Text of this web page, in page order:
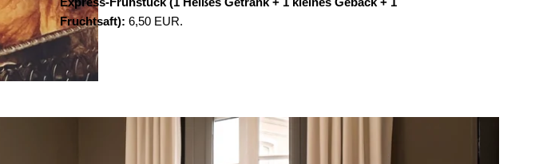
Fruchtsaft):6,50 EUR.